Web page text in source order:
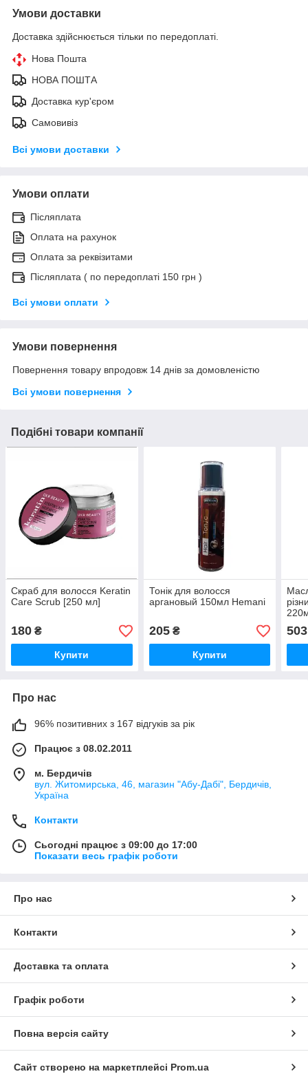
Умови доставки
Доставка здійснюється тільки по передоплаті.
Нова Пошта
НОВА ПОШТА
Доставка кур'єром
Самовивіз
Всі умови доставки
Умови оплати
Післяплата
Оплата на рахунок
Оплата за реквізитами
Післяплата ( по передоплаті 150 грн )
Всі умови оплати
Умови повернення
Повернення товару впродовж 14 днів за домовленістю
Всі умови повернення
Подібні товари компанії
Скраб для волосся Keratin
Care Scrub [250 мл]
180 ₴
Купити
Тонік для волосся
аргановый 150мл Hemani
205₴
Купити
503
Про нас
96% позитивних з 167 відгуків за рік
Працює з 08.02.2011
м. Бердичів
вул. Житомирська, 46, магазин "Абу-Дабі", Бердичів,
Україна
Контакти
Сьогодні працює з 09:00 до 17:00
Показати весь графік роботи
Про нас
Контакти
Доставка та оплата
Графік роботи
Повна версія сайту
Сайт створено на маркетплейсі Prom.ua